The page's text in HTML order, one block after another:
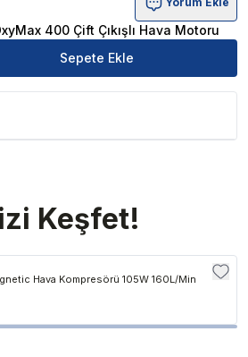
Çıkışlı Hava Motoru Ürün
400 Çift Çıkışlı Hava Motoru
Sepete Ekle
Keşfet!
Hava Kompresörü 105W 160L/Min